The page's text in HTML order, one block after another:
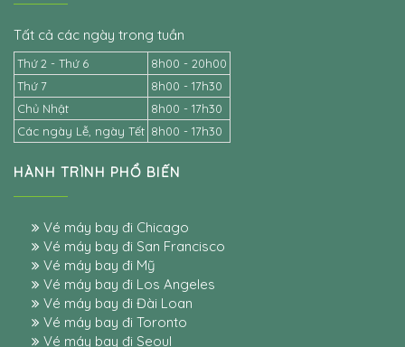
Tất cả các ngày trong tuần
Thứ 2 - Thứ 6
8h00 - 20h00
Thứ 7
8h00 - 17h30
Chủ Nhật
8h00 - 17h30
Các ngày Lễ, ngày Tết 8h00 - 17h30
HÀNH TRÌNH PHỔ BIẾN
Vé máy bay đi Chicago
Vé máy bay đi San Francisco
Vé máy bay đi Mỹ
Vé máy bay đi Los Angeles
Vé máy bay đi Đài Loan
Vé máy bay đi Toronto
Vé máy bay đi Seoul